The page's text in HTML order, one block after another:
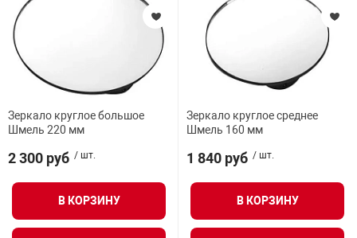
Зеркало круглое большое
Шмель 220 мм
2 300 руб / шт.
В КОРЗИНУ
Зеркало круглое среднее
Шмель 160 мм
1 840 руб / шт.
В КОРЗИНУ